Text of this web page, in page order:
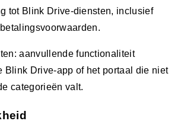
tot Blink Drive-diensten, inclusief
aanvullende functionaliteit
Blink Drive-app of het portaal die niet
categorieën valt.